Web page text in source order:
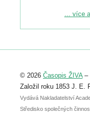
Podrobnější
Registrovat se
abstraktu přihlášené
posteru je už 30.
... více
© 2026 Časopis ŽIVA–
Založil roku 1853 J. E.
Vydává Nakladatelství
Středisko společných